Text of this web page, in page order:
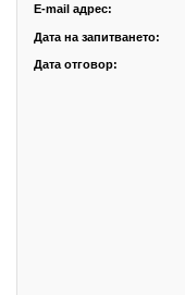
E-mail адрес:
Дата на запитването:
Дата отговор: